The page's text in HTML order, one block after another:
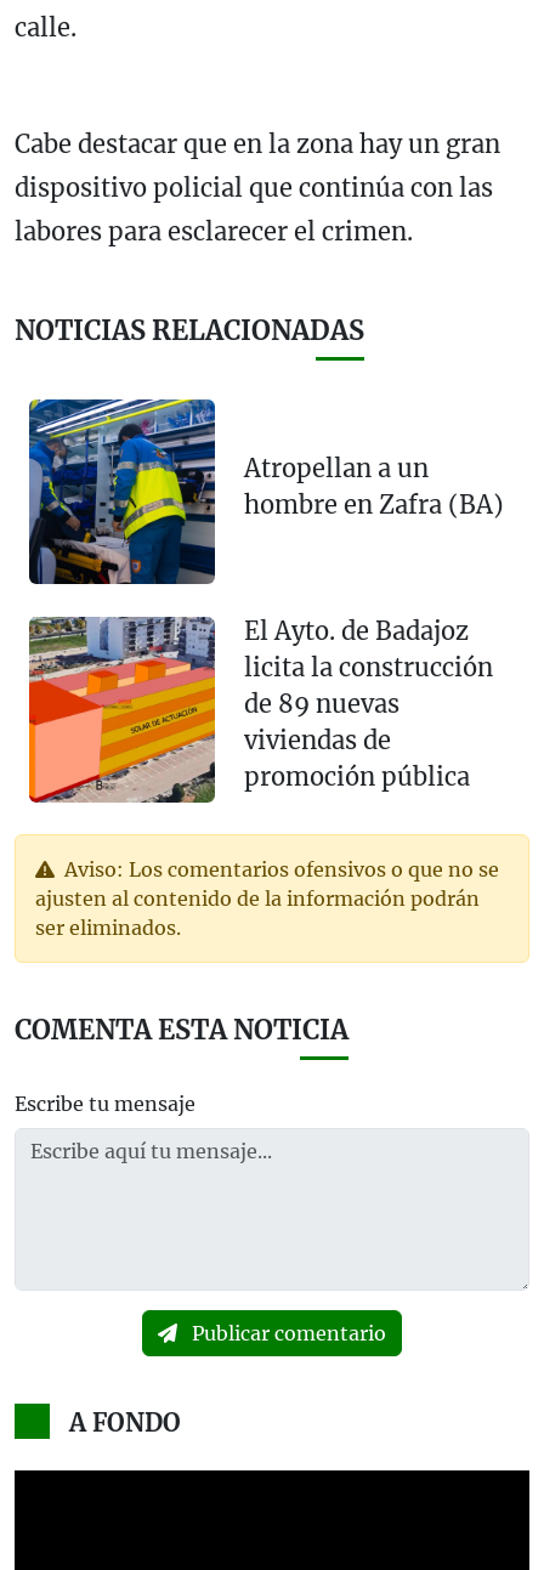
calle.
Cabe destacar que en la zona hay un gran
dispositivo policial que continúa con las
labores para esclarecer el crimen.
NOTICIAS RELACIONADAS
Atropellan a un
hombre en Zafra (BA)
El Ayto. de Badajoz
licita la construcción
de 89 nuevas
viviendas de
promoción pública
Aviso: Los comentarios ofensivos o que no se
ajusten al contenido de la información podrán
ser eliminados.
COMENTA ESTA NOTICIA
Escribe tu mensaje
Publicar comentario
A FONDO